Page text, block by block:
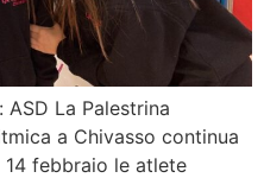
La Palestrina
a Chivasso continua
febbraio le atlete